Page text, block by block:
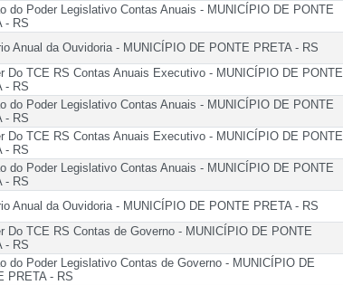
do Poder Legislativo Contas Anuais - MUNICÍPIO DE PONTE
- RS
Anual da Ouvidoria - MUNICÍPIO DE PONTE PRETA - RS
Do TCE RS Contas Anuais Executivo - MUNICÍPIO DE PONTE
- RS
do Poder Legislativo Contas Anuais - MUNICÍPIO DE PONTE
- RS
Do TCE RS Contas Anuais Executivo - MUNICÍPIO DE PONTE
- RS
do Poder Legislativo Contas Anuais - MUNICÍPIO DE PONTE
- RS
Anual da Ouvidoria - MUNICÍPIO DE PONTE PRETA - RS
Do TCE RS Contas de Governo - MUNICÍPIO DE PONTE
- RS
do Poder Legislativo Contas de Governo - MUNICÍPIO DE
PRETA - RS